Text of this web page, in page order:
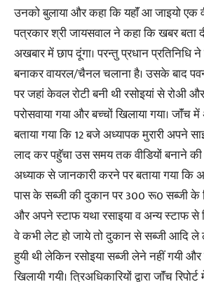
उनको बुलाया और कहा कि यहाॅं आ जाइयो एक
पत्रकार श्री जायसवाल ने कहा कि खबर
अखबार में छाप दूंगा। परन्तु प्रधान प्रतिनिधि
बनाकर वायरल/चैनल चलाना है। उसके बाद
पर जहां केवल रोटी बनी थी रसोइयां से
परोसवाया गया और बच्चों खिलाया गया। जाॅंच में
बताया गया कि 12 बजे अध्यापक मुरारी अपने
लाद कर पहुॅचा उस समय तक वीडियों बनाने की
अध्याक से जानकारी करने पर बताया गया कि
पास के सब्जी की दुकान पर 300 रू0 सब्जी के
और अपने स्टाफ यथा रसाइया व अन्य स्टाफ से
वे कभी लेट हो जाये तो दुकान से सब्जी आदि ले
हुयी थी लेकिन रसोइया सब्जी लेने नहीं गयी
खिलायी गयी। त्रिअधिकारियों द्वारा जाॅंच